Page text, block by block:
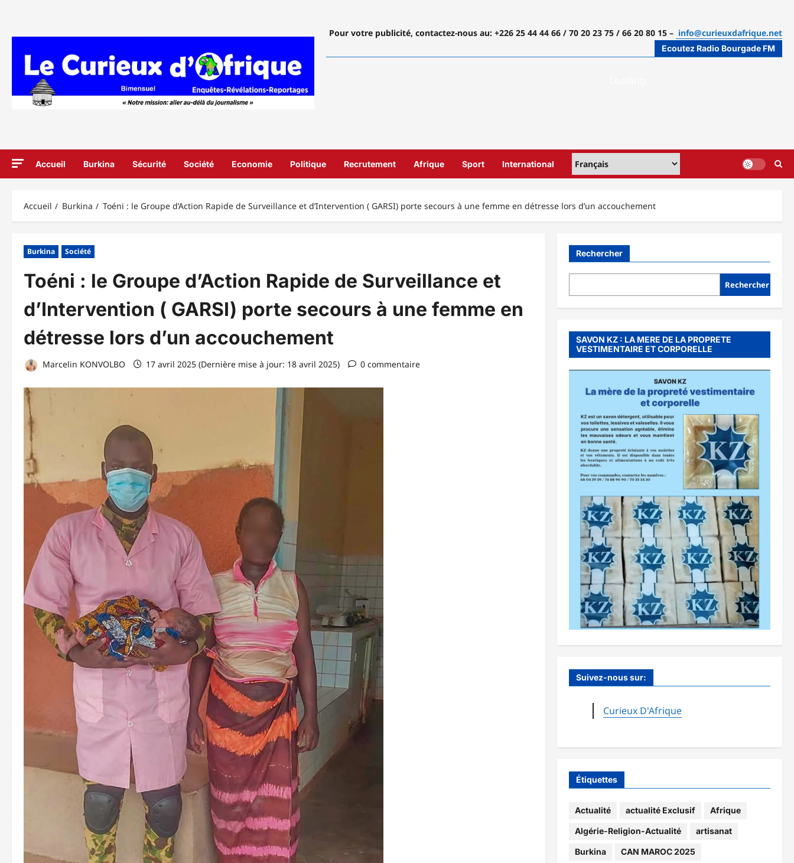
Pour votre publicité, contactez-nous au: +226 25 44 44 66 / 70 20 23 75 / 66 20 80 15 – info@curieuxdafrique.net
Ecoutez Radio Bourgade FM
Accueil Burkina Sécurité Société Economie Politique Recrutement Afrique Sport International
Accueil Burkina Toéni : le Groupe d’Action Rapide de Surveillance et d’Intervention ( GARSI) porte secours à une femme en détresse lors d’un accouchement
Burkina Société
Toéni : le Groupe d’Action Rapide de Surveillance et
d’Intervention ( GARSI) porte secours à une femme en
détresse lors d’un accouchement
Marcelin KONVOLBO 17 avril 2025 (Dernière mise à jour: 18 avril 2025) 0 commentaire
Rechercher
Rechercher
SAVON KZ : LA MERE DE LA PROPRETE
VESTIMENTAIRE ET CORPORELLE
Suivez-nous sur:
Curieux D'Afrique
Étiquettes
Actualité actualité Exclusif Afrique
Algérie-Religion-Actualité artisanat
Burkina CAN MAROC 2025